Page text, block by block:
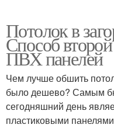
Потолок в
Способ
ПВХ панелей
Чем лучше обшить
было дешево? Самым
сегодняшний день
пластиковыми